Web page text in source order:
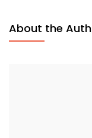
About the